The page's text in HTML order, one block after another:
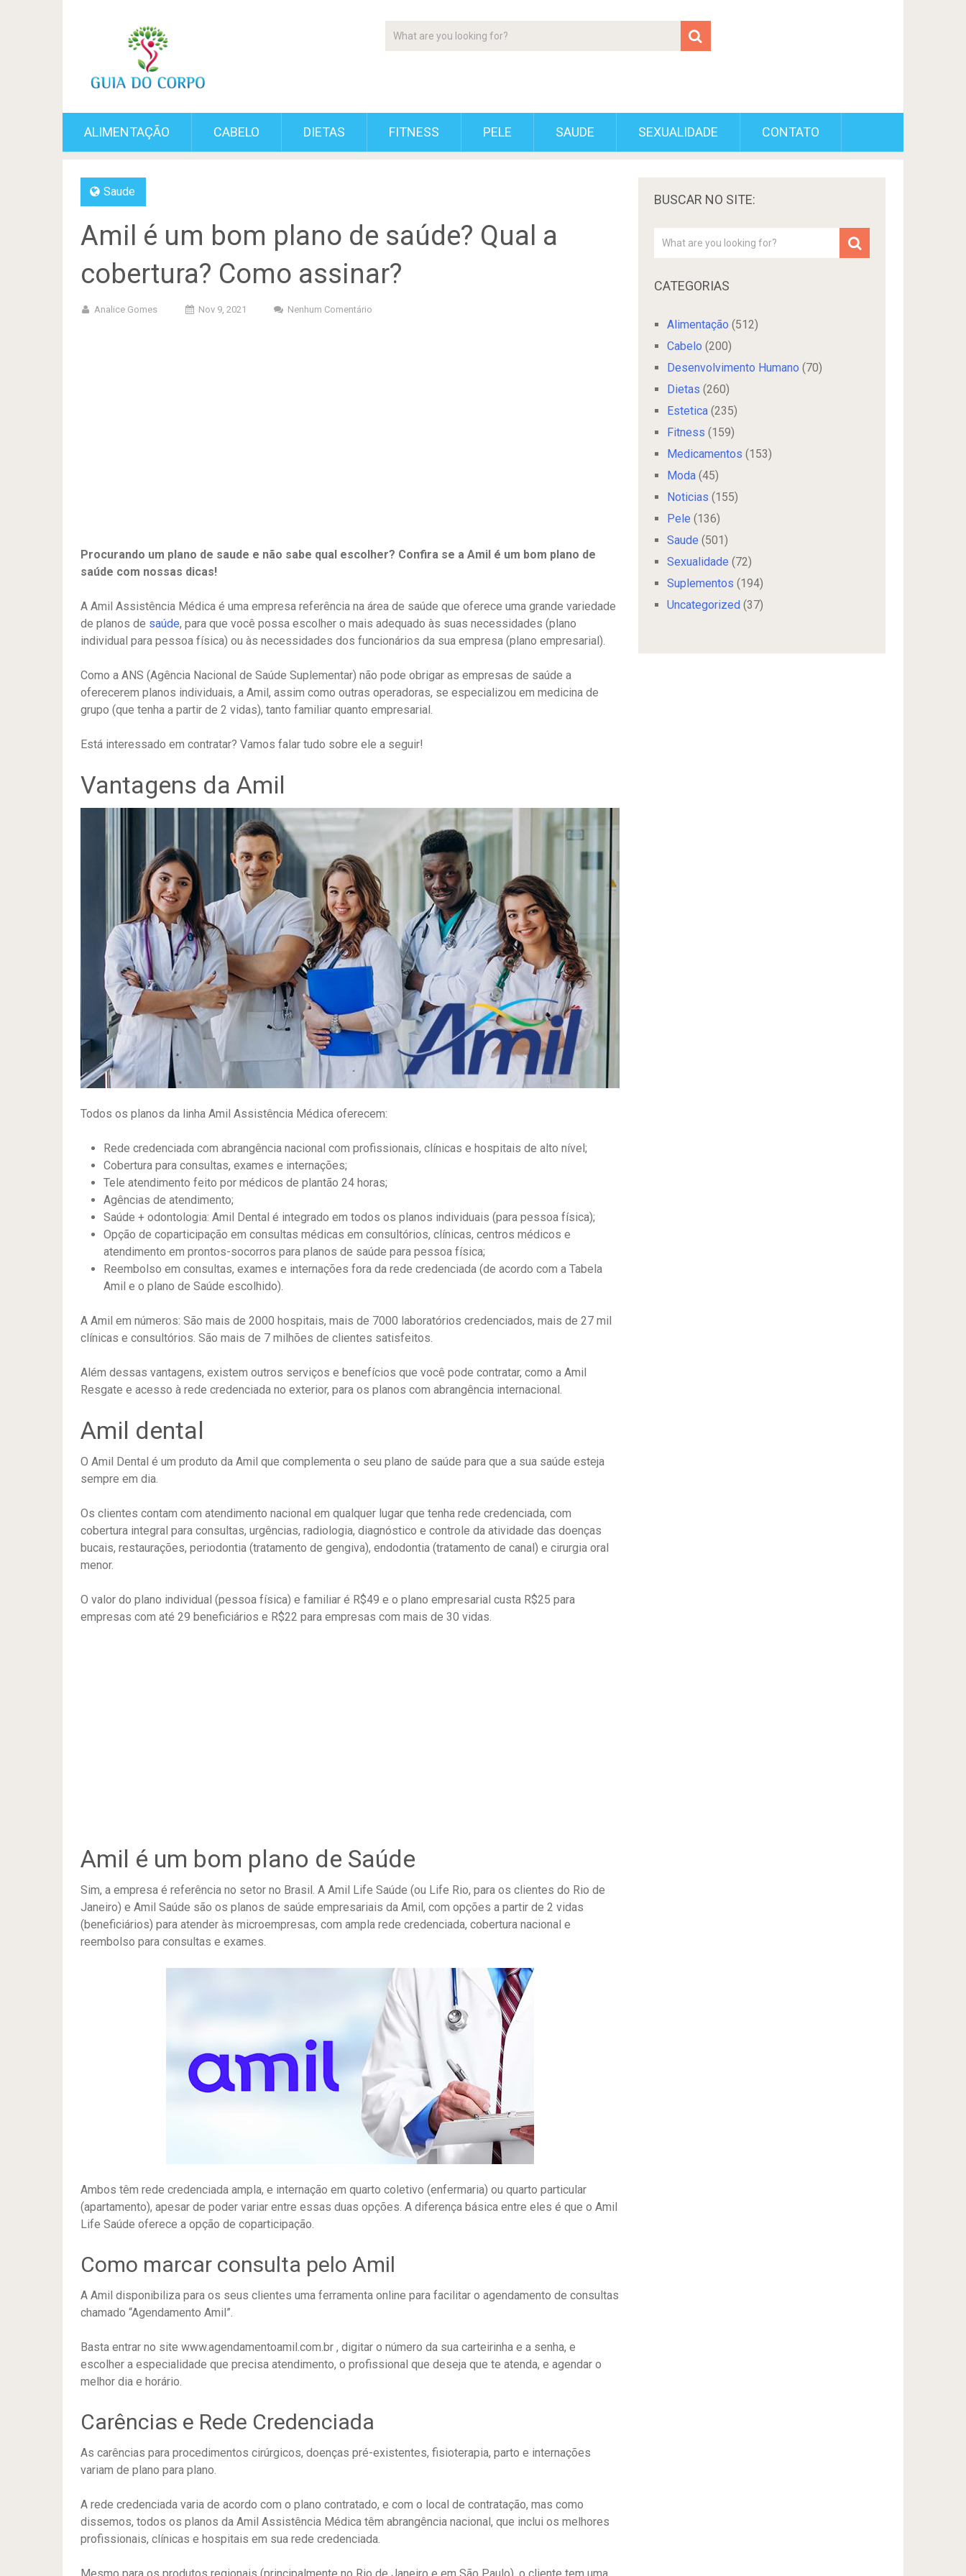
ALIMENTAÇÃO CABELO DIETAS FITNESS PELE SAUDE SEXUALIDADE CONTATO
Saude
Amil é um bom plano de saúde? Qual a
cobertura? Como assinar?
Analice Gomes Nov 9, 2021 Nenhum Comentário
Procurando um plano de saude e não sabe qual escolher? Confira se a Amil é um bom plano de
saúde com nossas dicas!
A Amil Assistência Médica é uma empresa referência na área de saúde que oferece uma grande variedade
de planos de saúde, para que você possa escolher o mais adequado às suas necessidades (plano
individual para pessoa física) ou às necessidades dos funcionários da sua empresa (plano empresarial).
Como a ANS (Agência Nacional de Saúde Suplementar) não pode obrigar as empresas de saúde a
oferecerem planos individuais, a Amil, assim como outras operadoras, se especializou em medicina de
grupo (que tenha a partir de 2 vidas), tanto familiar quanto empresarial.
Está interessado em contratar? Vamos falar tudo sobre ele a seguir!
Vantagens da Amil
Todos os planos da linha Amil Assistência Médica oferecem:
Rede credenciada com abrangência nacional com profissionais, clínicas e hospitais de alto nível;
Cobertura para consultas, exames e internações;
Tele atendimento feito por médicos de plantão 24 horas;
Agências de atendimento;
Saúde + odontologia: Amil Dental é integrado em todos os planos individuais (para pessoa física);
Opção de coparticipação em consultas médicas em consultórios, clínicas, centros médicos e
atendimento em prontos-socorros para planos de saúde para pessoa física;
Reembolso em consultas, exames e internações fora da rede credenciada (de acordo com a Tabela
Amil e o plano de Saúde escolhido).
A Amil em números: São mais de 2000 hospitais, mais de 7000 laboratórios credenciados, mais de 27 mil
clínicas e consultórios. São mais de 7 milhões de clientes satisfeitos.
Além dessas vantagens, existem outros serviços e benefícios que você pode contratar, como a Amil
Resgate e acesso à rede credenciada no exterior, para os planos com abrangência internacional.
Amil dental
O Amil Dental é um produto da Amil que complementa o seu plano de saúde para que a sua saúde esteja
sempre em dia.
Os clientes contam com atendimento nacional em qualquer lugar que tenha rede credenciada, com
cobertura integral para consultas, urgências, radiologia, diagnóstico e controle da atividade das doenças
bucais, restaurações, periodontia (tratamento de gengiva), endodontia (tratamento de canal) e cirurgia oral
menor.
O valor do plano individual (pessoa física) e familiar é R$49 e o plano empresarial custa R$25 para
empresas com até 29 beneficiários e R$22 para empresas com mais de 30 vidas.
Amil é um bom plano de Saúde
Sim, a empresa é referência no setor no Brasil. A Amil Life Saúde (ou Life Rio, para os clientes do Rio de
Janeiro) e Amil Saúde são os planos de saúde empresariais da Amil, com opções a partir de 2 vidas
(beneficiários) para atender às microempresas, com ampla rede credenciada, cobertura nacional e
reembolso para consultas e exames.
Ambos têm rede credenciada ampla, e internação em quarto coletivo (enfermaria) ou quarto particular
(apartamento), apesar de poder variar entre essas duas opções. A diferença básica entre eles é que o Amil
Life Saúde oferece a opção de coparticipação.
Como marcar consulta pelo Amil
A Amil disponibiliza para os seus clientes uma ferramenta online para facilitar o agendamento de consultas
chamado “Agendamento Amil”.
Basta entrar no site www.agendamentoamil.com.br , digitar o número da sua carteirinha e a senha, e
escolher a especialidade que precisa atendimento, o profissional que deseja que te atenda, e agendar o
melhor dia e horário.
Carências e Rede Credenciada
As carências para procedimentos cirúrgicos, doenças pré-existentes, fisioterapia, parto e internações
variam de plano para plano.
A rede credenciada varia de acordo com o plano contratado, e com o local de contratação, mas como
dissemos, todos os planos da Amil Assistência Médica têm abrangência nacional, que inclui os melhores
profissionais, clínicas e hospitais em sua rede credenciada.
BUSCAR NO SITE:
CATEGORIAS
Alimentação (512)
Cabelo (200)
Desenvolvimento Humano (70)
Dietas (260)
Estetica (235)
Fitness (159)
Medicamentos (153)
Moda (45)
Noticias (155)
Pele (136)
Saude (501)
Sexualidade (72)
Suplementos (194)
Uncategorized (37)